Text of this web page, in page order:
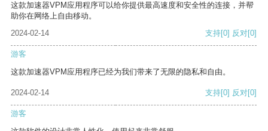
这款加速器VPM应用程序可以给你提供最高速度和安全性的连接，并帮
助你在网络上自由移动。
2024-02-14
支持[0] 反对[0]
游客
这款加速器VPM应用程序已经为我们带来了无限的隐私和自由。
2024-02-14 支持[0] 反对[0]
游客